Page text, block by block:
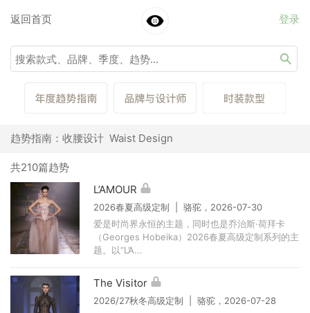
返回首页 登录
趋势指南：收腰设计 Waist Design
共210篇趋势
L’AMOUR
2026春夏高级定制 | 骆驼，2026-07-30
爱是时尚界永恒的主题，同时也是乔治斯·荷拜卡
（Georges Hobeika）2026春夏高级定制系列的主
题。以“L’A...
The Visitor
2026/27秋冬高级定制 | 骆驼，2026-07-28